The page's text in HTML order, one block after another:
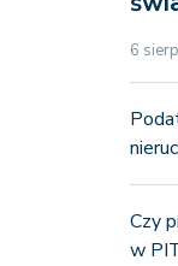
6
Czy
w